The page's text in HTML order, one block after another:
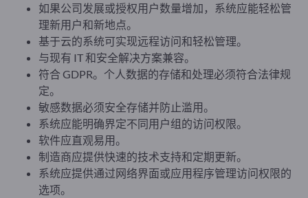
如果公司发展或授权用户数量增加，系统应能轻松管
理新用户和新地点。
基于云的系统可实现远程访问和轻松管理。
与现有 IT 和安全解决方案兼容。
符合 GDPR。个人数据的存储和处理必须符合法律规
定。
敏感数据必须安全存储并防止滥用。
系统应能明确界定不同用户组的访问权限。
软件应直观易用。
制造商应提供快速的技术支持和定期更新。
系统应提供通过网络界面或应用程序管理访问权限的
选项。